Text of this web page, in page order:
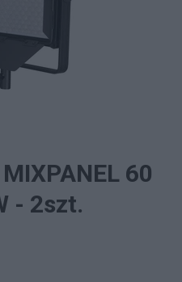
60
- 2szt.